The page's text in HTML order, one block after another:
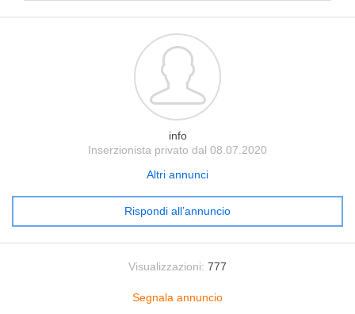
info
Inserzionista privato dal 08.07.2020
Altri annunci
Rispondi all’annuncio
Visualizzazioni: 777
Segnala annuncio